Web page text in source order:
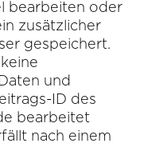
bearbeiten oder
zusätzlicher
gespeichert.
und
ID des
bearbeitet
nach einem